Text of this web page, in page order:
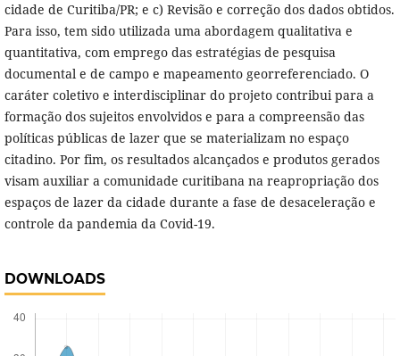
cidade de Curitiba/PR; e c) Revisão e correção dos dados obtidos.
Para isso, tem sido utilizada uma abordagem qualitativa e
quantitativa, com emprego das estratégias de pesquisa
documental e de campo e mapeamento georreferenciado. O
caráter coletivo e interdisciplinar do projeto contribui para a
formação dos sujeitos envolvidos e para a compreensão das
políticas públicas de lazer que se materializam no espaço
citadino. Por fim, os resultados alcançados e produtos gerados
visam auxiliar a comunidade curitibana na reapropriação dos
espaços de lazer da cidade durante a fase de desaceleração e
controle da pandemia da Covid-19.
DOWNLOADS